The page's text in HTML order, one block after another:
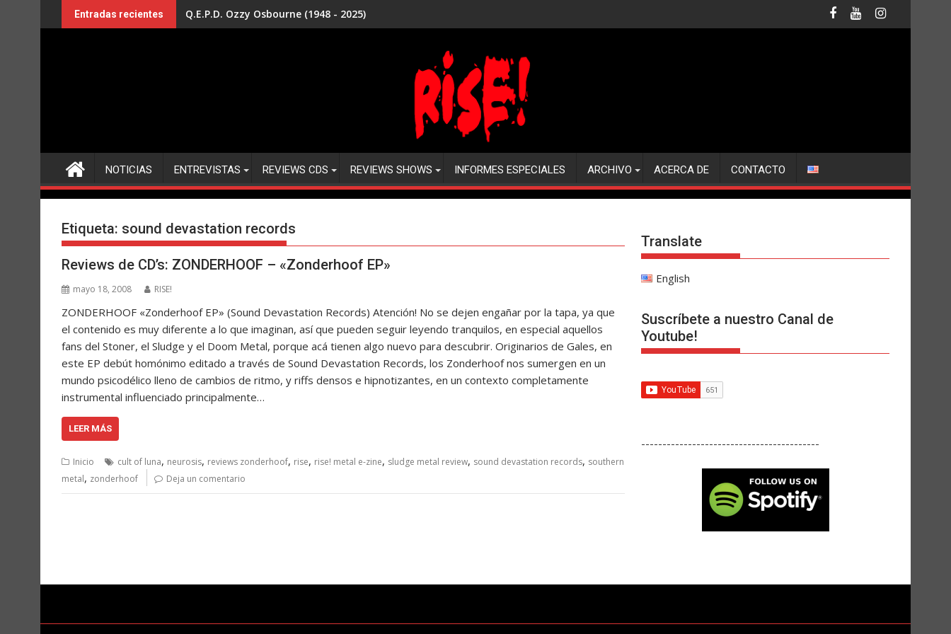
al
Entradas recientes Q.E.P.D. Ozzy Osbourne (1948 - 2025)
NOTICIAS ENTREVISTAS REVIEWS CDS REVIEWS SHOWS INFORMES ESPECIALES ARCHIVO ACERCA DE CONTACTO
Etiqueta: sound devastation records
Reviews de CD’s: ZONDERHOOF – «Zonderhoof EP»
mayo 18, 2008 RISE!
ZONDERHOOF «Zonderhoof EP» (Sound Devastation Records) Atención! No se dejen engañar por la tapa, ya que
el contenido es muy diferente a lo que imaginan, así que pueden seguir leyendo tranquilos, en especial aquellos
fans del Stoner, el Sludge y el Doom Metal, porque acá tienen algo nuevo para descubrir. Originarios de Gales, en
este EP debút homónimo editado a través de Sound Devastation Records, los Zonderhoof nos sumergen en un
mundo psicodélico lleno de cambios de ritmo, y riffs densos e hipnotizantes, en un contexto completamente
instrumental influenciado principalmente…
LEER MÁS
Inicio cult of luna, neurosis, reviews zonderhoof, rise, rise! metal e-zine, sludge metal review, sound devastation records, southern
metal, zonderhoof Deja un comentario
Translate
English
Suscríbete a nuestro Canal de
Youtube!
------------------------------------------